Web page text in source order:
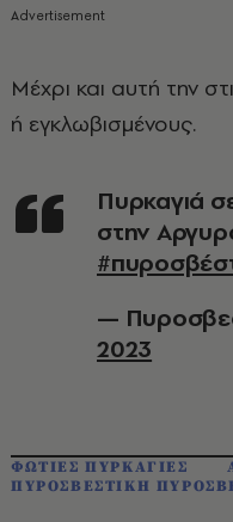
Μέχρι και αυτή την
ή εγκλωβισμένους.
Πυρκαγιά σε υπόγειο χώρο κτιρίου επί της οδού Ιμέρας
στην
—
2023
ΦΩΤΙΕΣ ΠΥΡΚΑΓΙΕΣ
ΠΥΡΟΣΒΕΣΤΙΚΗ